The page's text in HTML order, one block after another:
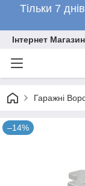
Тільки 7
Інтернет
Гаражні
–14%